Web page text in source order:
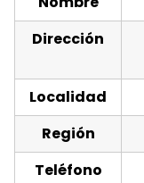
Dirección
Localidad
Región
Teléfono